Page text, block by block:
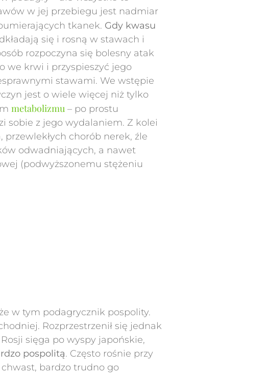
w jej przebiegu jest nadmiar
tkanek. Gdy kwasu
się i rosną w stawach i
rozpoczyna się bolesny atak
we krwi i przyspieszyć jego
stawami. We wstępie
jest o wiele więcej niż tylko
metabolizmu – po prostu
sobie z jego wydalaniem. Z kolei
chorób nerek, źle
odwadniających, a nawet
(podwyższonemu stężeniu
w tym podagrycznik pospolity.
Rozprzestrzenił się jednak
sięga po wyspy japońskie,
pospolitą. Często rośnie przy
bardzo trudno go